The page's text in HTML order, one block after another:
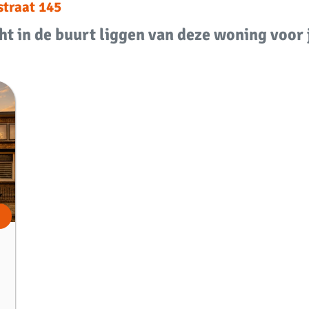
145
in de buurt liggen van deze woning voor